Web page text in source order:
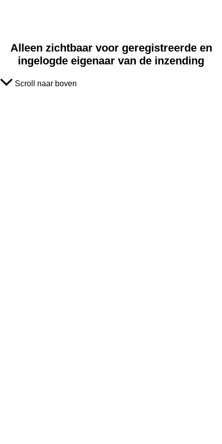
Alleen zichtbaar voor geregistreerde en
ingelogde eigenaar van de inzending
Scroll naar boven